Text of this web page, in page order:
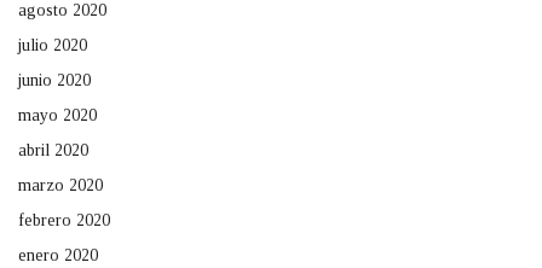
agosto 2020
julio 2020
junio 2020
mayo 2020
abril 2020
marzo 2020
febrero 2020
enero 2020